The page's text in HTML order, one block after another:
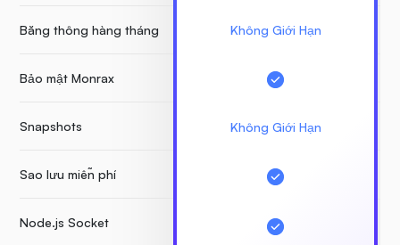
Băng thông hàng tháng
Bảo mật Monrax
Snapshots
Sao lưu miễn phí
Node.js Socket
Không Giới Hạn
Không Giới Hạn